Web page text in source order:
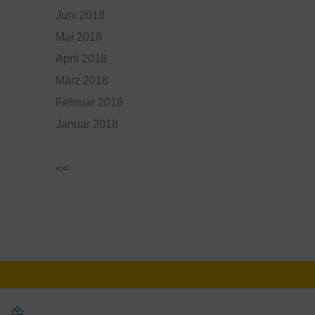
Juni 2018
Mai 2018
April 2018
März 2018
Februar 2018
Januar 2018
<<